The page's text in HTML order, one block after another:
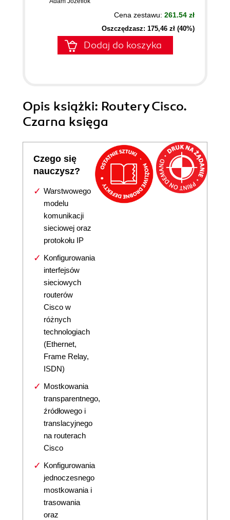
Cena zestawu: 261.54 zł
Oszczędzasz: 175,46 zł (40%)
Dodaj do koszyka
Opis książki: Routery Cisco.
Czarna księga
Czego się
nauczysz?
Warstwowego
modelu
komunikacji
sieciowej oraz
protokołu IP
Konfigurowania
interfejsów
sieciowych
routerów
Cisco w
różnych
technologiach
(Ethernet,
Frame Relay,
ISDN)
Mostkowania
transparentnego,
źródłowego i
translacyjnego
na routerach
Cisco
Konfigurowania
jednoczesnego
mostkowania i
trasowania
oraz